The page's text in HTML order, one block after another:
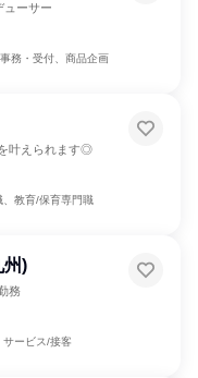
ューサー
務・受付、商品企画
叶えられます◎
、教育/保育専門職
州)
務
サービス/接客